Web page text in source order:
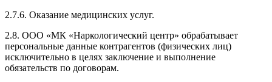
2.7.6. Оказание медицинских услуг.
2.8. ООО «МК «Наркологический центр» обрабатывает
персональные данные контрагентов (физических лиц)
исключительно в целях заключение и выполнение
обязательств по договорам.